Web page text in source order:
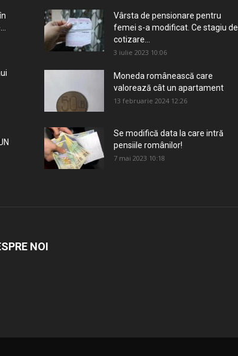
Vârsta de pensionare pentru
femei s-a modificat. Ce stagiu de
cotizare...
3 iulie 2023 10:06
Moneda românească care
valorează cât un apartament
13 februarie 2024 12:26
Se modifică data la care intră
pensiile românilor!
7 mai 2023 10:18
NOI